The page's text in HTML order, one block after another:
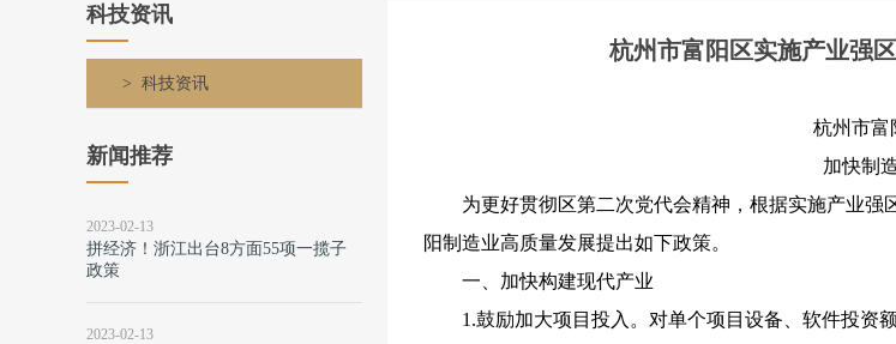
科技资讯
科技资讯
新闻推荐
2023-02-13
拼经济！浙江出台8方面55项一揽子
政策
2023-02-13
杭州市富阳区实施产业强
杭州市富
加快制
为更好贯彻区第二次党代会精神，根据实施产业强
阳制造业高质量发展提出如下政策。
一、加快构建现代产业
1.鼓励加大项目投入。对单个项目设备、软件投资